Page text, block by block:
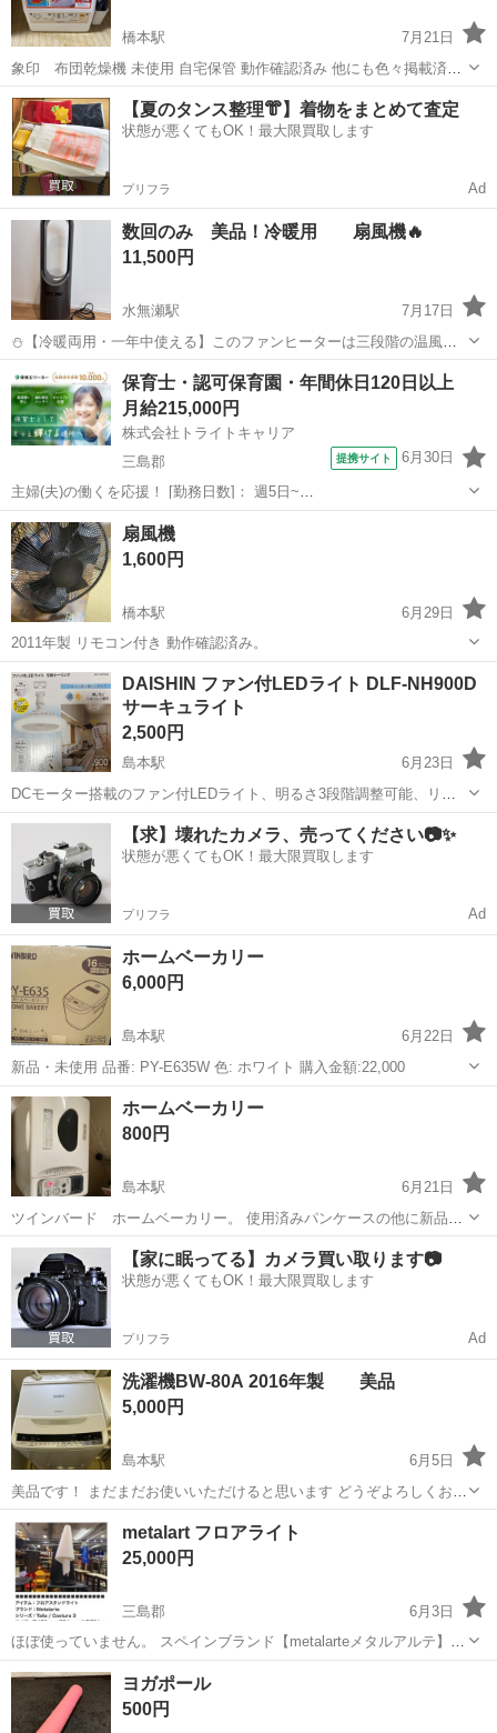
橋本駅
7月21日
象印 布団乾燥機 未使用 自宅保管 動作確認済み 他にも色々掲載済み
です。 おまとめ際はお値下げもいたします。
大阪 三島郡 橋本駅 生活家電
【夏のタンス整理👘】着物をまとめて査定
状態が悪くてもOK！最大限買取します
プリフラ Ad
数回のみ 美品！冷暖用 扇風機🔥
11,500円
水無瀬駅
7月17日
⛄【冷暖両用・一年中使える】このファンヒーターは三段階の温風と
10階段の送風を自由に切り替えられて便利です。寒い冬に、温風で寒
きを遮断しながら、屋内を迅速に暖かくさせます。暑い夏に、強風モ
ードで8階段の涼風を与えてくれ、究極...
大阪 三島郡 水無瀬駅 季節、空調家電 自動
保育士・認可保育園・年間休日120日以上
月給215,000円
株式会社トライトキャリア
三島郡
提携サイト 6月30日
主婦(夫)の働くを応援！ [勤務日数]： 週5日~
06:55~15:10/07:25~15:40/08:45~17:00/10:50~19:05 [勤務地・最寄
駅]： 大阪府三島郡島本町江川2-13-1 社会福祉法人...
大阪 三島郡 保育士
扇風機
1,600円
橋本駅
6月29日
2011年製 リモコン付き 動作確認済み。
大阪 三島郡 季節、空調家電
DAISHIN ファン付LEDライト DLF-NH900D
サーキュライト
2,500円
島本駅
6月23日
DCモーター搭載のファン付LEDライト、明るさ3段階調整可能、リモ
コン操作対応。 - 商品名: ファン付LEDライト - リモコン機能: あり -
明るさ調整: 3段階 - DCモーター: 搭載 - 型番: D...
大阪 三島郡 島本駅 季節、空調家電
【求】壊れたカメラ、売ってください📷✨
状態が悪くてもOK！最大限買取します
プリフラ Ad
ホームベーカリー
6,000円
島本駅
6月22日
新品・未使用 品番: PY-E635W 色: ホワイト 購入金額:22,000
大阪 三島郡 キッチン家電
ホームベーカリー
800円
島本駅
6月21日
ツインバード ホームベーカリー。 使用済みパンケースの他に新品の
ケース、 取扱説明書付き。 使用出来ます。
大阪 三島郡 島本駅 キッチン家電 ケース
【家に眠ってる】カメラ買い取ります📷
状態が悪くてもOK！最大限買取します
プリフラ Ad
洗濯機BW-80A 2016年製 美品
5,000円
島本駅
6月5日
美品です！ まだまだお使いいただけると思います どうぞよろしくお願
い致します
大阪 三島郡
metalart フロアライト
25,000円
三島郡
6月3日
ほぼ使っていません。 スペインブランド【metalarteメタルアルテ】照
明 メーカー/ブランド METALARTE(メタルアル
テ)/LUMINABELLA(ルミナベッラ)
大阪 三島郡 家電
ヨガポール
500円